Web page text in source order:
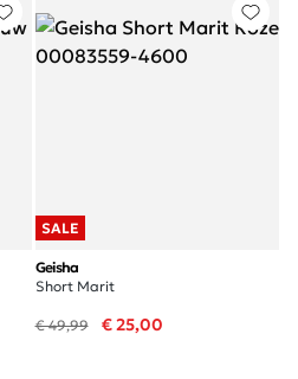
SALE
Geisha
Short Marit
€ 49,99 € 25,00